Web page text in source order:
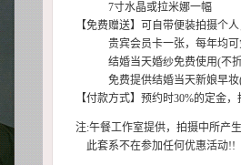
7寸水晶或拉米娜一幅
【免费赠送】可自带便装拍摄个
贵宾会员卡一张，每年均可
结婚当天婚纱免费使用(不
免费提供结婚当天新娘早妆(
【付款方式】预约时30%的定金
注:午餐工作室提供，拍摄中所产
此套系不在参加任何优惠活动!!